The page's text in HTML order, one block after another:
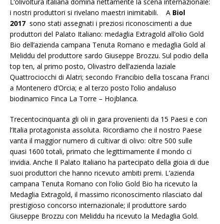
i nostri produttori si rivelano maestri inimitabili. A Biol
2017 sono stati assegnati i preziosi riconoscimenti a due
produttori del Palato Italiano: medaglia Extragold all’olio Gold
Bio dell’azienda campana Tenuta Romano e medaglia Gold al
Meliddu del produttore sardo Giuseppe Brozzu. Sul podio della
top ten, al primo posto, Olivastro dell’azienda laziale
Quattrociocchi di Alatri; secondo Francibio della toscana Franci
a Montenero d’Orcia; e al terzo posto l’olio andaluso
biodinamico Finca La Torre – Hojblanca.
Trecentocinquanta gli oli in gara provenienti da 15 Paesi e con
l’Italia protagonista assoluta. Ricordiamo che il nostro Paese
vanta il maggior numero di cultivar di olivo: oltre 500 sulle
quasi 1600 totali, primato che legittimamente il mondo ci
invidia. Anche Il Palato Italiano ha partecipato della gioia di due
suoi produttori che hanno ricevuto ambiti premi. L’azienda
campana Tenuta Romano con l’olio Gold Bio ha ricevuto la
Medaglia Extragold, il massimo riconoscimento rilasciato dal
prestigioso concorso internazionale; il produttore sardo
Giuseppe Brozzu con Meliddu ha ricevuto la Medaglia Gold.